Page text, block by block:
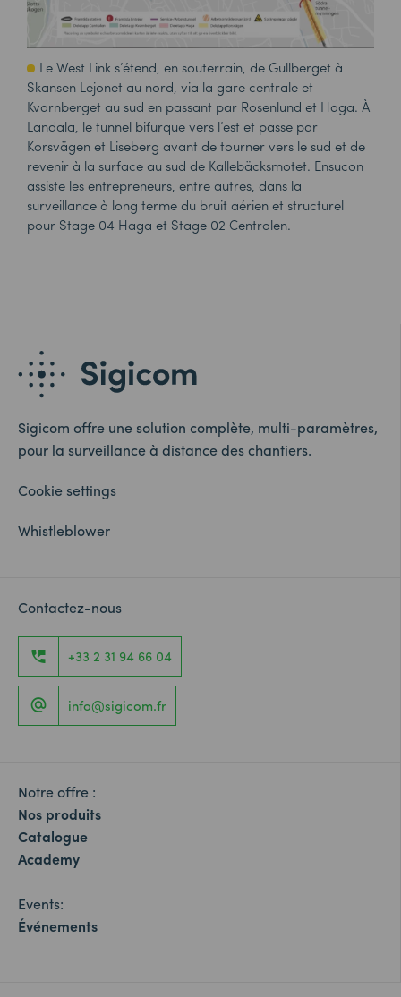
Le West Link s’étend, en souterrain, de Gullberget à
Skansen Lejonet au nord, via la gare centrale et
Kvarnberget au sud en passant par Rosenlund et Haga. À
Landala, le tunnel bifurque vers l’est et passe par
Korsvägenet Liseberg avant de tourner vers le sud et de
revenir à la surface au sud de Kallebäcksmotet. Ensucon
assiste les entrepreneurs, entre autres, dans la
surveillance à long terme du bruit aérien et structurel
pour Stage 04 Haga et Stage 02 Centralen.
Sigicom offre une solution complète, multi-paramètres,
pour la surveillance à distance des chantiers.
Cookie settings
Whistleblower
Contactez-nous
+33 2 31 94 66 04
info@sigicom.fr
Notre offre :
Nos produits
Catalogue
Academy
Events:
Événements